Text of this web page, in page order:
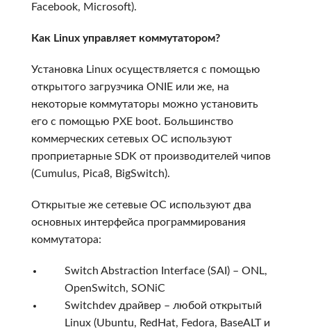
Facebook, Microsoft).
Как Linux управляет коммутатором?
Установка Linux осуществляется с помощью
открытого загрузчика ONIE или же, на
некоторые коммутаторы можно установить
его с помощью PXE boot. Большинство
коммерческих сетевых ОС используют
проприетарные SDK от производителей чипов
(Cumulus, Pica8, BigSwitch).
Открытые же сетевые ОС используют два
основных интерфейса программирования
коммутатора:
Switch Abstraction Interface (SAI) – ONL,
OpenSwitch, SONiC
Switchdev драйвер – любой открытый
Linux (Ubuntu, RedHat, Fedora, BaseALT и